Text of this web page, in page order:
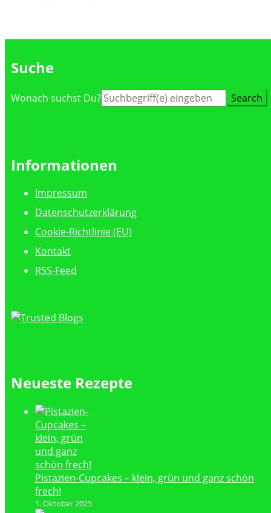
Suche
Suche
Wonach suchst Du?
Informationen
Impressum
Datenschutzerklärung
Cookie-Richtlinie (EU)
Kontakt
RSS-Feed
Neueste Rezepte
Pistazien-Cupcakes – klein, grün und ganz schön
frech!
1. Oktober 2025